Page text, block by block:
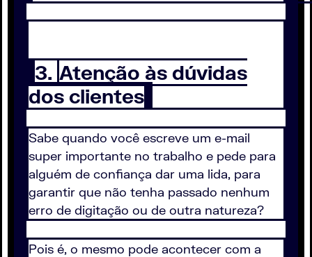
3. Atenção às dúvidas
dos clientes
Sabe quando você escreve um e-mail
super importante no trabalho e pede para
alguém de confiança dar uma lida, para
garantir que não tenha passado nenhum
erro de digitação ou de outra natureza?
Pois é, o mesmo pode acontecer com a